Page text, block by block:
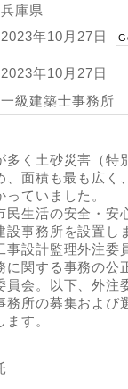
兵庫県
2023年10月27日
2023年10月27日
⼀級建築⼠事務所
多く土砂災害（特
、面積も最も広く
ていました。
民生活の安全・
設事務所を設置し
事設計監理外注委
に関する事務の公
員会。以下、外注
務所の募集および
す。